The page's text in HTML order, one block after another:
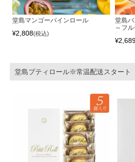
堂島マンゴーパインロール
¥2,808 税込
堂島
～フ
¥
堂島プティロール※常温配送スタート